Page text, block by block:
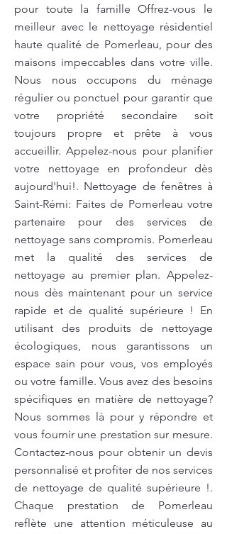
pour toute la famille Offrez-vous le
meilleur avec le nettoyage résidentiel
haute qualité de Pomerleau, pour des
maisons impeccables dans votre ville.
Nous nous occupons du ménage
régulier ou ponctuel pour garantir que
votre propriété secondaire soit
toujours propre et prête à vous
accueillir. Appelez-nous pour planifier
votre nettoyage en profondeur dès
aujourd'hui!. Nettoyage de fenêtres à
Saint-Rémi: Faites de Pomerleau votre
partenaire pour des services de
nettoyage sans compromis. Pomerleau
met la qualité des services de
nettoyage au premier plan. Appelez-
nous dès maintenant pour un service
rapide et de qualité supérieure ! En
utilisant des produits de nettoyage
écologiques, nous garantissons un
espace sain pour vous, vos employés
ou votre famille. Vous avez des besoins
spécifiques en matière de nettoyage?
Nous sommes là pour y répondre et
vous fournir une prestation sur mesure.
Contactez-nous pour obtenir un devis
personnalisé et profiter de nos services
de nettoyage de qualité supérieure !.
Chaque prestation de Pomerleau
reflète une attention méticuleuse au